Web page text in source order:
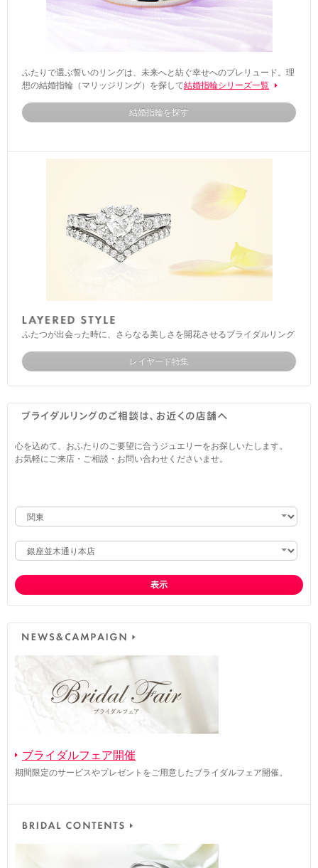
ふたりで選ぶ誓いのリングは、未来へと紡ぐ幸せへのプレリュード。理
想の結婚指輪（マリッジリング）を探して結婚指輪シリーズ一覧
結婚指輪を探す
ふたつが出会った時に、さらなる美しさを開花させるブライダルリング
レイヤード特集
心を込めて、おふたりのご要望に合うジュエリーをお探しいたします。
お気軽にご来店・ご相談・お問い合わせくださいませ。
表示
ブライダルフェア開催
期間限定のサービスやプレゼントをご用意したブライダルフェア開催。